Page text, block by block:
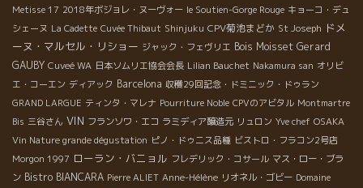
Metisse 17 2018年ボジョレ・ヌーヴォー le Soutien-Gorge Rouge キョーコ・デュ
シェーヌ La Cadette Cuvée Thibaut Shinjuku CPV菊池まどか St Joseph ドメ
ーヌ・マルセル・リショー ジャック・フェヴリエ Bois Moisset Gerard
GAUBY Cuveé WA 日本ソムリエ協会会長 Lilian Bauchet Nakamura san オリビ
エ・コーエン ディアック Barcelona 収穫29回記念・ドミニック・ドゥラン
GRAND LARGUE ティンタ・マレナ Pourriture Noble CPVのアビタル Montmartre
Bis 三谷さん VIN フランソワ・エコ ラミディア醸造元 リュロン Yve chef OSAKA
Vin Nature grande dégustation ピノ・ドゥニス品種 ビストロ・フラコン2号店
Morgon 1997 ローラン・バニョル フレデリック・コサール マス・ロー・ブラ
ン Bistro BIANCARA Pierre ALIET Anne-Hélène リオネル・ゴビー Domaine